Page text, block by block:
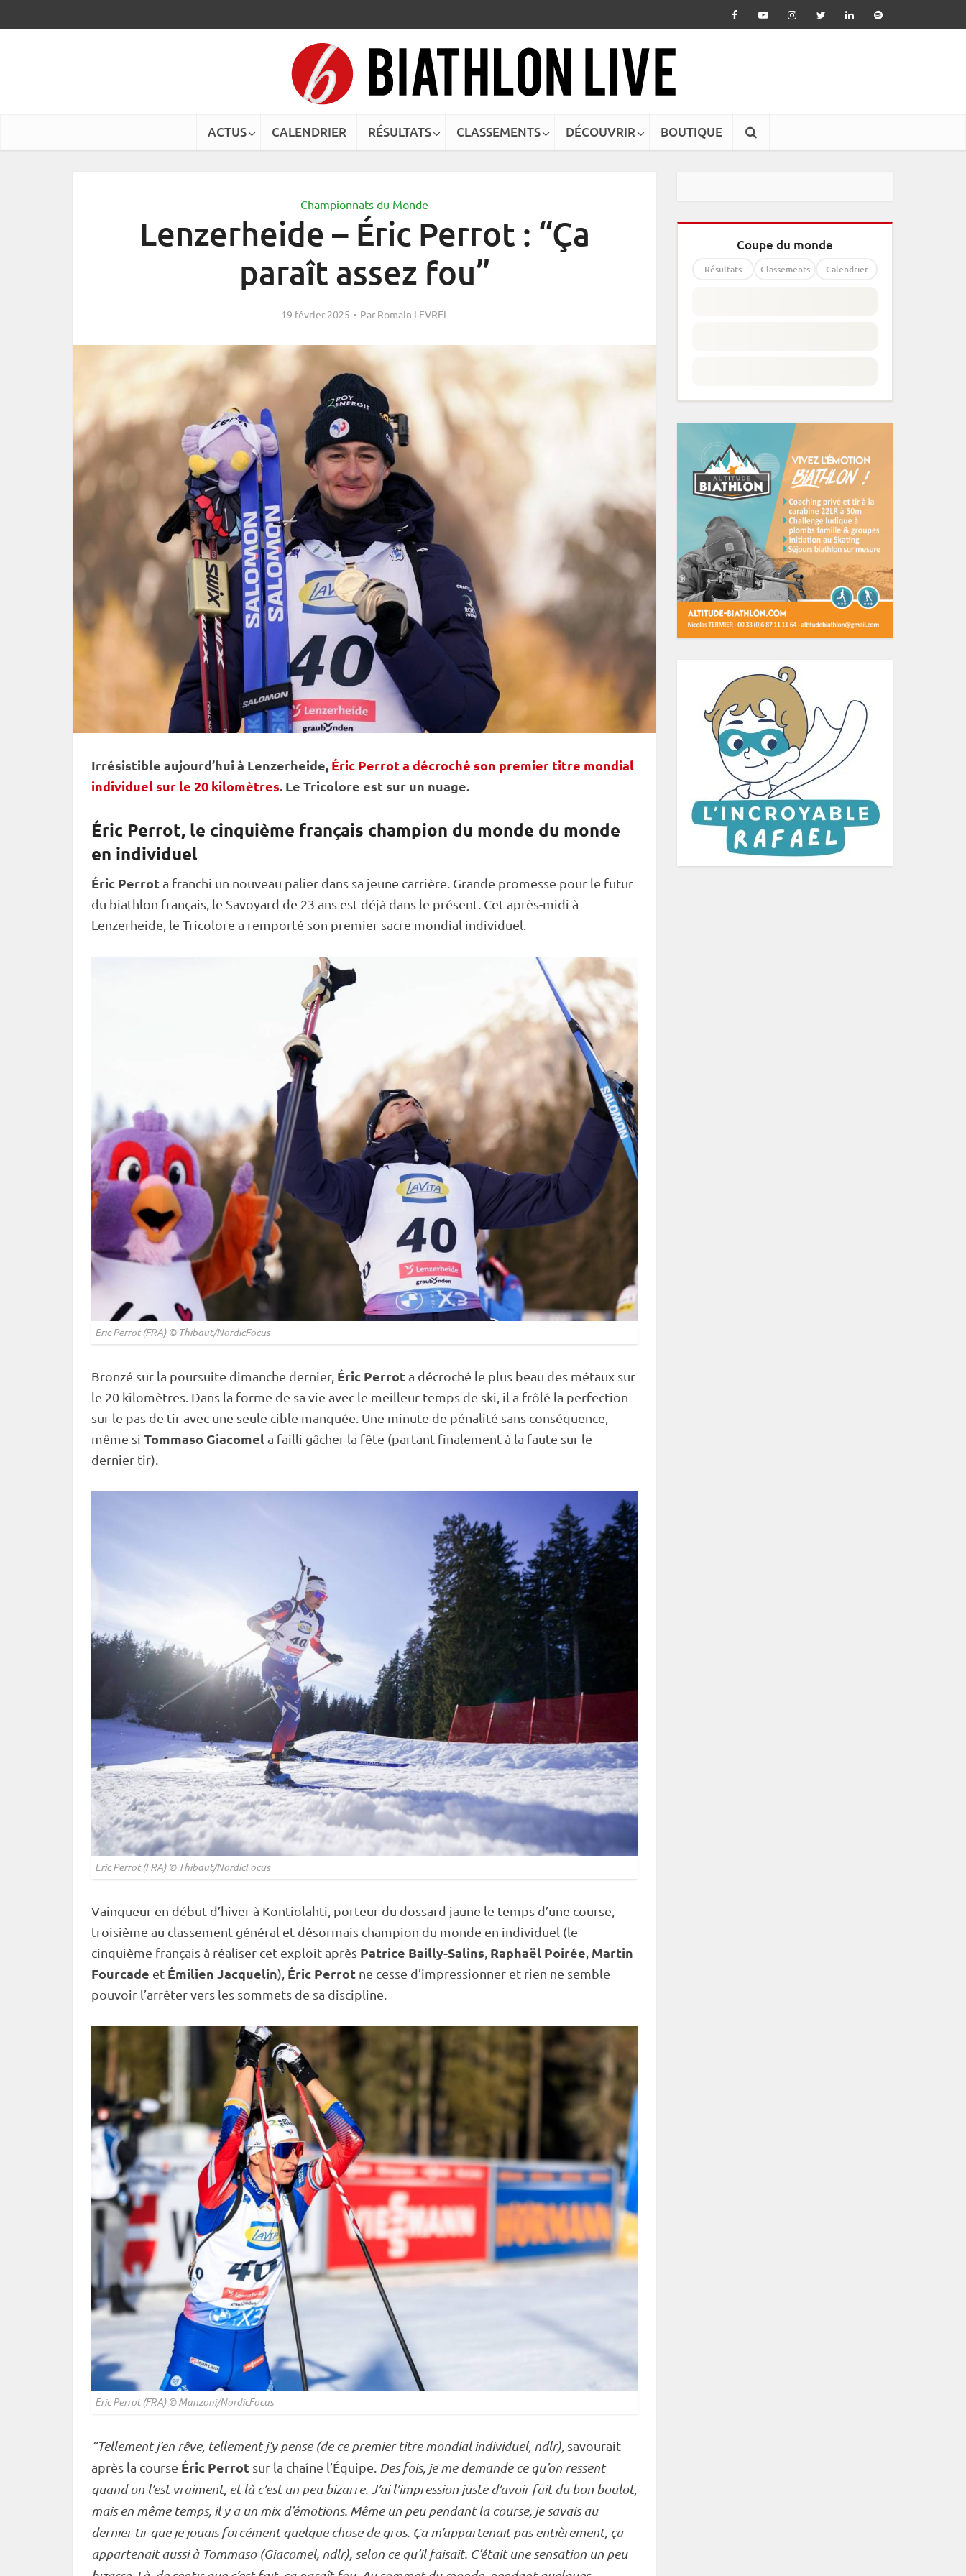
ACTUS CALENDRIER RÉSULTATS CLASSEMENTS DÉCOUVRIR BOUTIQUE
Championnats du Monde
Lenzerheide – Éric Perrot : “Ça
paraît assez fou”
19 février 2025 Par Romain LEVREL
Irrésistible aujourd’hui à Lenzerheide, Éric Perrot a décroché son premier titre mondial
individuel sur le 20 kilomètres. Le Tricolore est sur un nuage.
Éric Perrot, le cinquième français champion du monde du monde
en individuel
Éric Perrota franchi un nouveau palier dans sa jeune carrière. Grande promesse pour le futur
du biathlon français, le Savoyard de 23 ans est déjà dans le présent. Cet après-midi à
Lenzerheide, le Tricolore a remporté son premier sacre mondial individuel
Eric Perrot (FRA) © Thibaut/NordicFocus
Bronzé sur la poursuite dimanche dernier, Éric Perrota décroché le plus beau des métaux sur
le 20 kilomètres. Dans la forme de sa vie avec le meilleur temps de ski, il a frôlé la perfection
sur le pas de tiravec une seule cible manquée. Une minute de pénalité sans conséquence,
même si Tommaso Giacomela failli gâcher la fête (partant finalement à la faute sur le
dernier tir).
Eric Perrot (FRA) © Thibaut/NordicFocus
Vainqueur en début d’hiver à Kontiolahti , porteur du dossard jaune le temps d’une course,
troisième au classement général et désormais champion du monde en individuel (le
cinquième français à réaliser cet exploit après Patrice Bailly-Salins Raphaël Poirée Martin
Fourcade et Émilien Jacquelin), Éric Perrot ne cesse d’impressionner et rien ne semble
pouvoir l’arrêter vers les sommets de sa discipline.
Eric Perrot (FRA) © Manzoni/NordicFocus
“Tellement j’en rêve, tellement j’y pense (de ce premier titre mondialindividuel, ndlr), savourait
après la course Éric Perrot sur la chaîne l’Équipe. Des fois, je me demande ce qu’on ressent
quand on l’est vraiment, et là c’est un peu bizarre. J’ai l’impression juste d’avoir fait du bon boulot,
mais en même temps, il y a un mix d’émotions. Même un peu pendant la course, je savais au
dernier tir que je jouais forcément quelque chose de gros. Ça m’appartenait pas entièrement, ça
appartenait aussi à Tommaso (Giacomel, ndlr), selon ce qu’il faisait. C’était une sensation un peu
Coupe du monde
Résultats Classements Calendrier